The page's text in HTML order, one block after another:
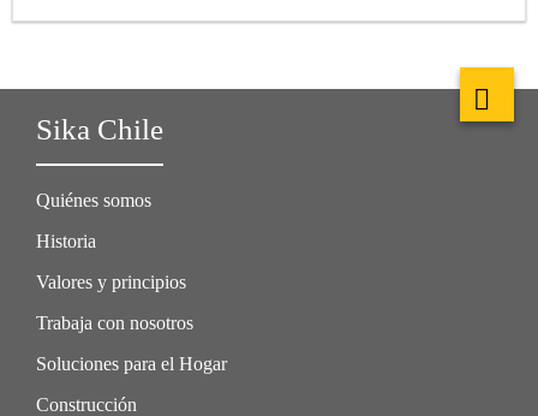
Sika Chile
Quiénes somos
Historia
Valores y principios
Trabaja con nosotros
Soluciones para el Hogar
Construcción